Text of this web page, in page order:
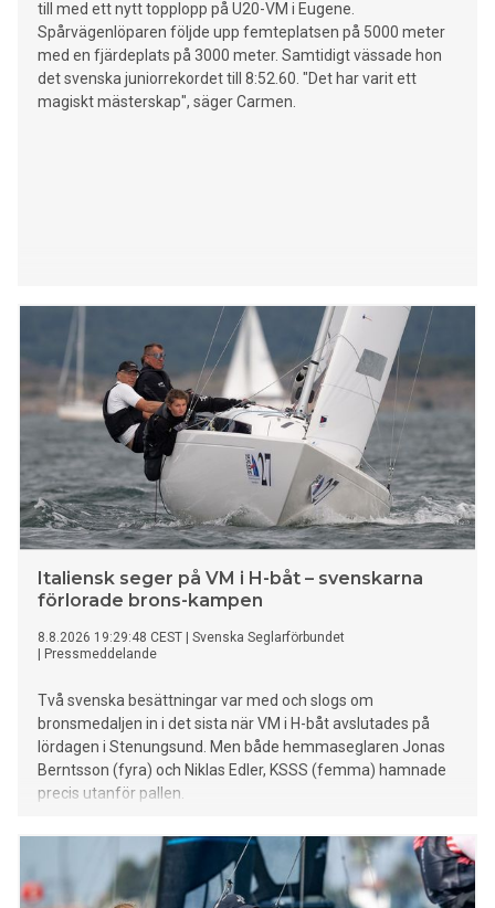
till med ett nytt topplopp på U20-VM i Eugene.
Spårvägenlöparen följde upp femteplatsen på 5000 meter
med en fjärdeplats på 3000 meter. Samtidigt vässade hon
det svenska juniorrekordet till 8:52.60. "Det har varit ett
magiskt mästerskap", säger Carmen.
Italiensk seger på VM i H-båt – svenskarna
förlorade brons-kampen
8.8.2026 19:29:48 CEST
Svenska Seglarförbundet
Pressmeddelande
Två svenska besättningar var med och slogs om
bronsmedaljen in i det sista när VM i H-båt avslutades på
lördagen i Stenungsund. Men både hemmaseglaren Jonas
Berntsson (fyra) och Niklas Edler, KSSS (femma) hamnade
precis utanför pallen.